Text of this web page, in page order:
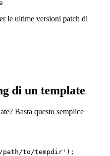
le ultime versioni patch di
di un template
Basta questo semplice
path/to/tempdir');